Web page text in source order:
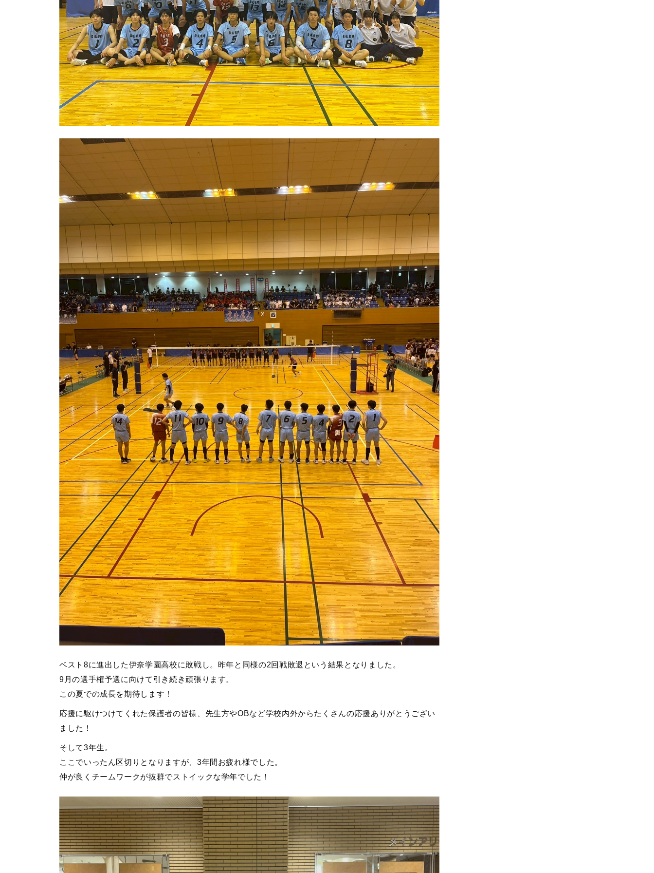
ベスト8に進出した伊奈学園高校に敗戦し。昨年と同様の2回戦敗退という結果となりました。
9月の選手権予選に向けて引き続き頑張ります。
この夏での成長を期待します！
応援に駆けつけてくれた保護者の皆様、先生方やOBなど学校内外からたくさんの応援ありがとうござい
ました！
そして3年生。
ここでいったん区切りとなりますが、3年間お疲れ様でした。
仲が良くチームワークが抜群でストイックな学年でした！